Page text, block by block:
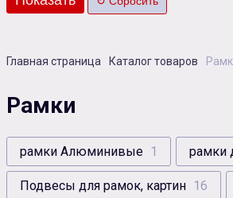
Главная страница Каталог товаров
Рамки
рамки Алюминивые 1 рамки
Подвесы для рамок, картин 16